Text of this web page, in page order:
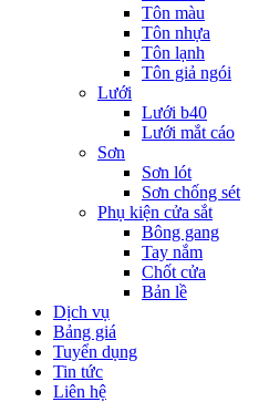
Tôn màu
Tôn nhựa
Tôn lạnh
Tôn giả ngói
Lưới
Lưới b40
Lưới mắt cáo
Sơn
Sơn lót
Sơn chống sét
Phụ kiện cửa sắt
Bông gang
Tay nắm
Chốt cửa
Bản lề
Dịch vụ
Bảng giá
Tuyển dụng
Tin tức
Liên hệ